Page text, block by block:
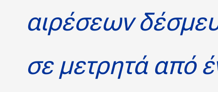
αιρέσεων
σε μετρητά από